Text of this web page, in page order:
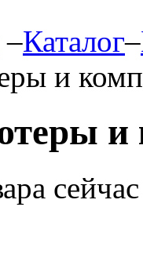
–Каталог–
и
и